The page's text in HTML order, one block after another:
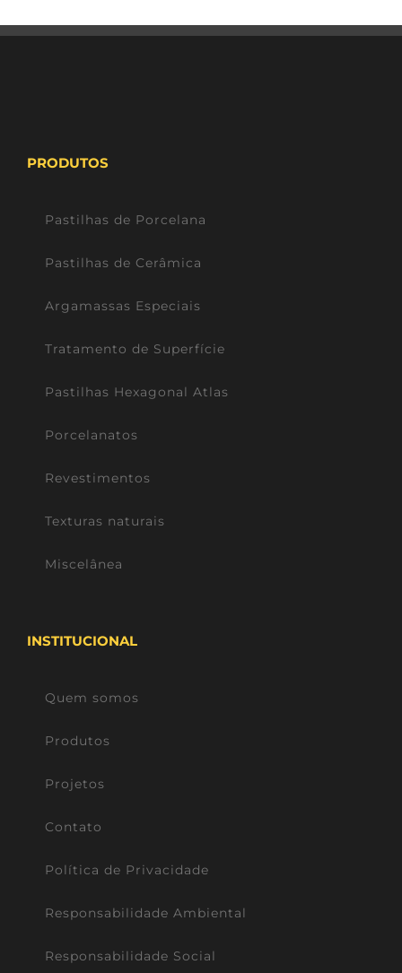
PRODUTOS
Pastilhas de Porcelana
Pastilhas de Cerâmica
Argamassas Especiais
Tratamento de Superfície
Pastilhas Hexagonal Atlas
Porcelanatos
Revestimentos
Texturas naturais
Miscelânea
INSTITUCIONAL
Quem somos
Produtos
Projetos
Contato
Política de Privacidade
Responsabilidade Ambiental
Responsabilidade Social